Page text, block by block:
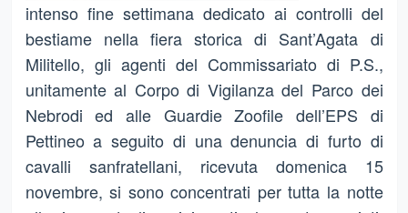
intenso fine settimana dedicato ai controlli del
bestiame nella fiera storica di Sant’Agata di
Militello, gli agenti del Commissariato di P.S.,
unitamente al Corpo di Vigilanza del Parco dei
Nebrodi ed alle Guardie Zoofile dell’EPS di
Pettineo a seguito di una denuncia di furto di
cavalli sanfratellani, ricevuta domenica 15
novembre, si sono concentrati per tutta la notte